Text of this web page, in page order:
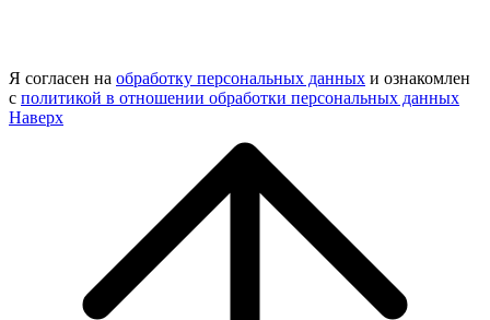
Я согласен на обработку персональных данных и ознакомлен
с политикой в отношении обработки персональных данных
Наверх